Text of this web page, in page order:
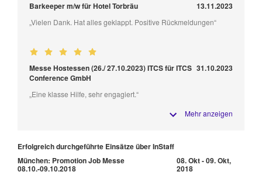
Barkeeper m/w für Hotel Torbräu 13.11.2023
„Vielen Dank. Hat alles geklappt. Positive Rückmeldungen“
Messe Hostessen (26./ 27.10.2023) ITCS für ITCS
Conference GmbH
31.10.2023
„Eine klasse Hilfe, sehr engagiert.“
Mehr anzeigen
Erfolgreich durchgeführte Einsätze über InStaff
München: Promotion Job Messe
08.10.-09.10.2018
08. Okt - 09. Okt,
2018